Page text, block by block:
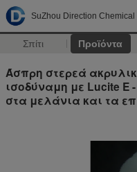
SuZhou Direction Chemical
Σπίτι Προϊόντα
Άσπρη στερεά
ισοδύναμη με Lucite Ε
στα μελάνια και τα